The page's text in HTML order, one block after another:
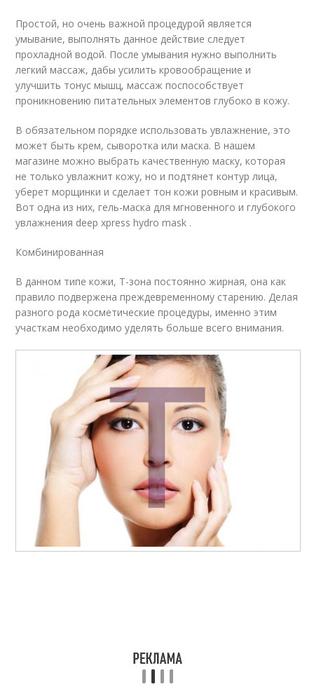
Простой, но очень важной процедурой является
умывание, выполнять данное действие следует
прохладной водой. После умывания нужно выполнить
легкий массаж, дабы усилить кровообращение и
улучшить тонус мышц, массаж поспособствует
проникновению питательных элементов глубоко в кожу.
В обязательном порядке использовать увлажнение, это
может быть крем, сыворотка или маска. В нашем
магазине можно выбрать качественную маску, которая
не только увлажнит кожу, но и подтянет контур лица,
уберет морщинки и сделает тон кожи ровным и красивым.
Вот одна из них, гель-маска для мгновенного и глубокого
увлажнения deep xpress hydro mask .
Комбинированная
В данном типе кожи, Т-зона постоянно жирная, она как
правило подвержена преждевременному старению. Делая
разного рода косметические процедуры, именно этим
участкам необходимо уделять больше всего внимания.